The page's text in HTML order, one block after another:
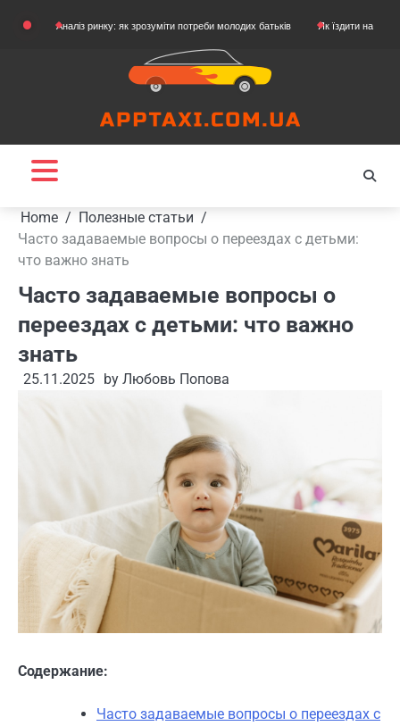
Аналіз ринку: як зрозуміти потреби молодих батьків Як їздити на картингу
Home
Полезные статьи
Часто задаваемые вопросы о переездах с детьми:
что важно знать
Часто задаваемые вопросы о
переездах с детьми: что важно
знать
25.11.2025 by Любовь Попова
Содержание:
Часто задаваемые вопросы о переездах с